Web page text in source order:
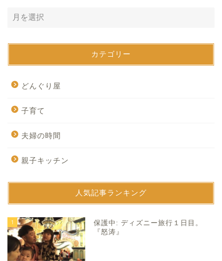
カテゴリー
どんぐり屋
子育て
夫婦の時間
親子キッチン
人気記事ランキング
1
保護中: ディズニー旅行１日目。
『怒涛』